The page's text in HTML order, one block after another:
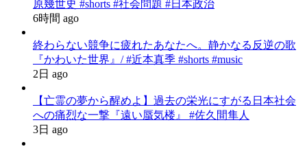
原幾世史 #shorts #社会問題 #日本政治
6時間 ago
終わらない競争に疲れたあなたへ。静かなる反逆の歌
『かわいた世界』/ #近本真季 #shorts #music
2日 ago
【亡霊の夢から醒めよ】過去の栄光にすがる日本社会
への痛烈な一撃『遠い蜃気楼』 #佐久間隼人
3日 ago